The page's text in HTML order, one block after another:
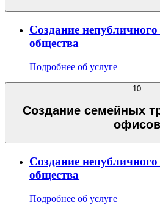
Создание
общества
Подробнее об услуге
10
Создание семейных
офисов
Создание
общества
Подробнее об услуге